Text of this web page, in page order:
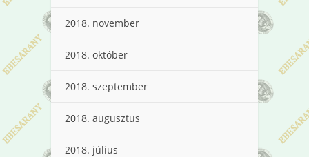
2018. november
2018. október
2018. szeptember
2018. augusztus
2018. július